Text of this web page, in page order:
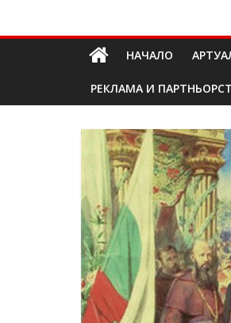
Долап
БГ
изкуство|
пътешествия|
мода|
събития|
кухня|
реклама|
минало|
НАЧАЛО
РЕКЛАМА И